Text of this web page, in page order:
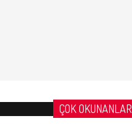
ÇOK OKUNANLAR